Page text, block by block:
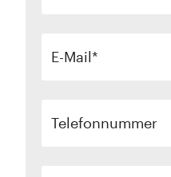
E-Mail
Telefonnummer